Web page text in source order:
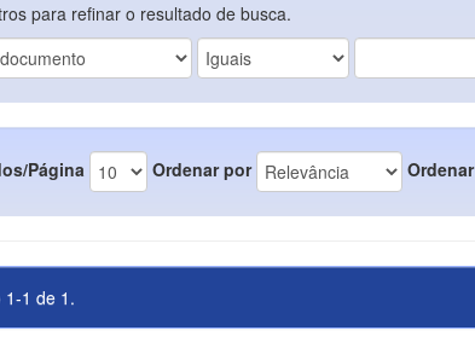
para refinar o resultado de busca.
Página Ordenar por Ordenar
1-1 de 1.